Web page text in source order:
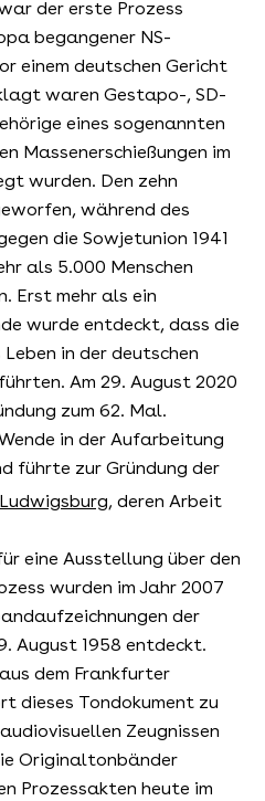
der erste Prozess
begangener NS-
einem deutschen Gericht
waren Gestapo-, SD-
eines sogenannten
Massenerschießungen im
wurden. Den zehn
während des
die Sowjetunion 1941
als 5.000 Menschen
Erst mehr als ein
wurde entdeckt, dass die
in der deutschen
Am 29. August 2020
zum 62. Mal.
in der Aufarbeitung
führte zur Gründung der
, deren Arbeit
eine Ausstellung über den
wurden im Jahr 2007
der
August 1958 entdeckt.
dem Frankfurter
dieses Tondokument zu
Zeugnissen
Originaltonbänder
Prozessakten heute im